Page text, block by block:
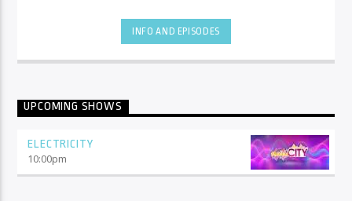
INFO AND EPISODES
UPCOMING SHOWS
ELECTRICITY
10:00pm